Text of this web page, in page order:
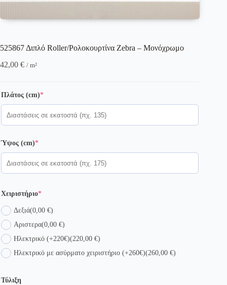
525867 Διπλό Roller/Ρολοκουρτίνα Zebra – Μονόχρωμο
42,00 € / m²
Πλάτος (cm)*(required)
Ύψος (cm)*(required)
Χειριστήριο*(required)
Δεξιά(0,00 €)
Αριστερα(0,00 €)
Ηλεκτρικό (+220€)(220,00 €)
Ηλεκτρικό με ασύρματο χειριστήριο (+260€)(260,00 €)
Τύλιξη